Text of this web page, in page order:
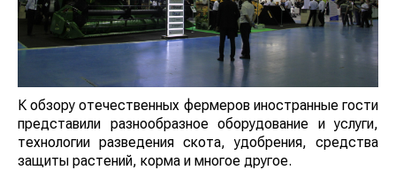
К обзору отечественных фермеров иностранные гости
представили разнообразное оборудование и услуги,
технологии разведения скота, удобрения, средства
защиты растений, корма и многое другое.